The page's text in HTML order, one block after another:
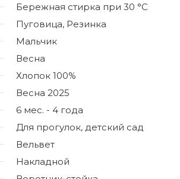
Бережная стирка при 30 °C
Пуговица, Резинка
Мальчик
Весна
Хлопок 100%
Весна 2025
6 мес. - 4 года
Для прогулок, детский сад
Вельвет
Накладной